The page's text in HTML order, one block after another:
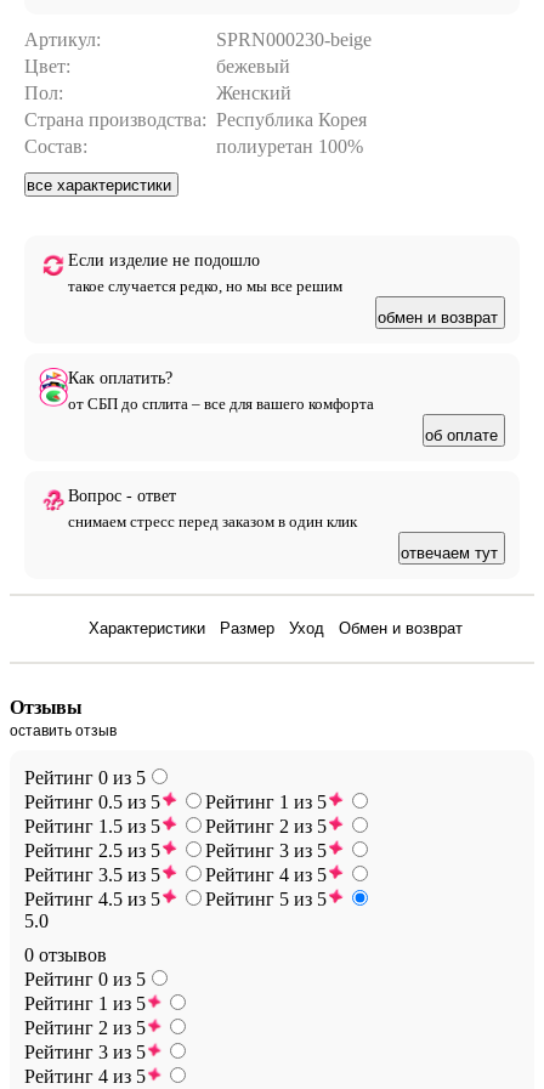
Артикул:
SPRN000230-beige
Цвет:
бежевый
Пол:
Женский
Страна производства: Республика Корея
Состав:
полиуретан 100%
все характеристики
Если изделие не подошло
такое случается редко, но мы все решим
обмен и возврат
Как оплатить?
от СБП до сплита – все для вашего комфорта
об оплате
Вопрос - ответ
снимаем стресс перед заказом в один клик
отвечаем тут
Характеристики Размер Уход Обмен и возврат
Отзывы
оставить отзыв
Рейтинг 0 из 5
Рейтинг 0.5 из 5
Рейтинг 1 из 5
Рейтинг 1.5 из 5
Рейтинг 2 из 5
Рейтинг 2.5 из 5
Рейтинг 3 из 5
Рейтинг 3.5 из 5
Рейтинг 4 из 5
Рейтинг 4.5 из 5
Рейтинг 5 из 5
5.0
0 отзывов
Рейтинг 0 из 5
Рейтинг 1 из 5
Рейтинг 2 из 5
Рейтинг 3 из 5
Рейтинг 4 из 5